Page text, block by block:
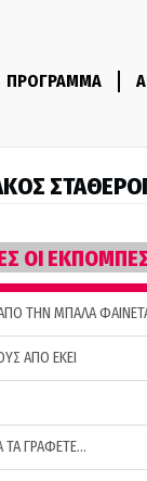
ΠΡΟΓΡΑΜΜΑ
ΟΙ
ΤΗΝ ΜΠΑΛΑ
ΑΠΟ ΕΚΕΙ
ΤΑ ΓΡΑΦΕΤΕ…